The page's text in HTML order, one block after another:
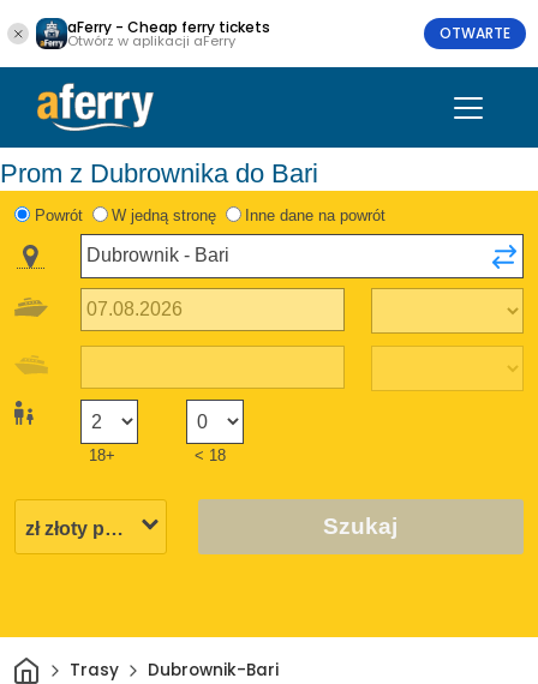
aFerry - Cheap ferry tickets
Otwórz w aplikacji aFerry OTWARTE
Prom z Dubrownika do Bari
Powrót W jedną stronę Inne dane na powrót
18+ < 18
Szukaj
DomTrasy Dubrownik-Bari